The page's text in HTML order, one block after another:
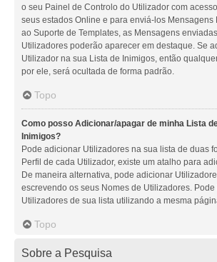
o seu Painel de Controlo do Utilizador com
seus estados Online e para enviá-los Mensagens
ao Suporte de Templates, as Mensagens
Utilizadores poderão aparecer em destaque. Se
Utilizador na sua Lista de Inimigos, então
por ele, será ocultada de forma padrão.
Topo
Como posso Adicionar/apagar de minha Lista
Inimigos?
Pode adicionar Utilizadores na sua lista de duas
Perfil de cada Utilizador, existe um atalho para
De maneira alternativa, pode adicionar
escrevendo os seus Nomes de Utilizadores.
Utilizadores de sua lista utilizando a mesma
Topo
Sobre a Pesquisa